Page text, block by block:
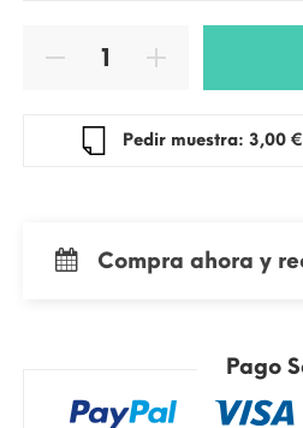
Pedir muestra: 3,00 €
Compra ahora y
Pago